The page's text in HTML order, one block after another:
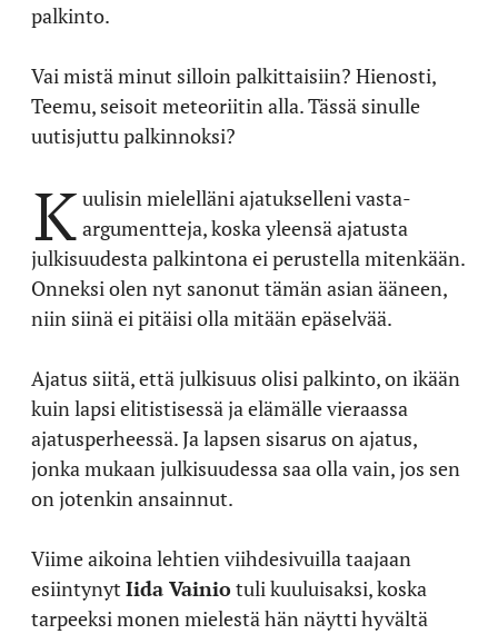
palkinto.
Vai mistä minut silloin palkittaisiin? Hienosti,
Teemu, seisoit meteoriitin alla. Tässä sinulle
uutisjuttu palkinnoksi?
K uulisin mielelläni ajatukselleni vasta-
argumentteja, koska yleensä ajatusta
julkisuudesta palkintona ei perustella mitenkään.
Onneksi olen nyt sanonut tämän asian ääneen,
niin siinä ei pitäisi olla mitään epäselvää.
Ajatus siitä, että julkisuus olisi palkinto, on ikään
kuin lapsi elitistisessä ja elämälle vieraassa
ajatusperheessä. Ja lapsen sisarus on ajatus,
jonka mukaan julkisuudessa saa olla vain, jos sen
on jotenkin ansainnut.
Viime aikoina lehtien viihdesivuilla taajaan
esiintynyt Iida Vainiotuli kuuluisaksi, koska
tarpeeksi monen mielestä hän näytti hyvältä